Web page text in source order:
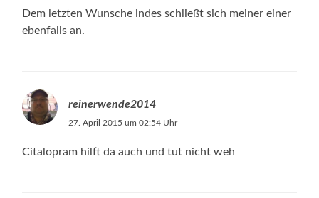
Dem letzten Wunsche indes schließt sich meiner einer
ebenfalls an.
reinerwende2014
27. April 2015 um 02:54 Uhr
Citalopram hilft da auch und tut nicht weh